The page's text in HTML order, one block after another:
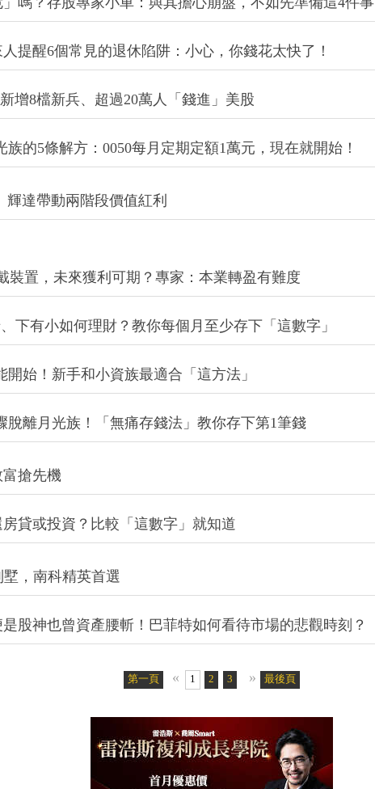
提醒6個常見的退休陷阱：小心，你錢花太快了！
增8檔新兵、超過20萬人「錢進」美股
的5條解方：0050每月定期定額1萬元，現在就開始！
達帶動兩階段價值紅利
裝置，未來獲利可期？專家：本業轉盈有難度
下有小如何理財？教你每個月至少存下「這數字」
開始！新手和小資族最適合「這方法」
脫離月光族！「無痛存錢法」教你存下第1筆錢
搶先機
貸或投資？比較「這數字」就知道
，南科精英首選
股神也曾資產腰斬！巴菲特如何看待市場的悲觀時刻？
第一頁 « 1 2 3 4 5 6
» 最後頁